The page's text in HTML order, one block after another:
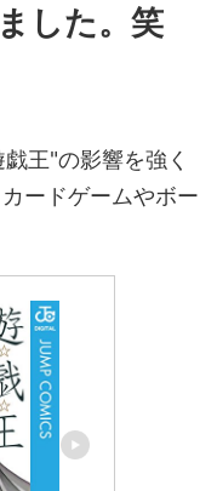
した。笑
王"の影響を強く
ードゲームやボー